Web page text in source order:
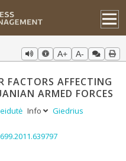
A+ A-
FACTORS AFFECTING
ARMED FORCES
Info
Giedrius